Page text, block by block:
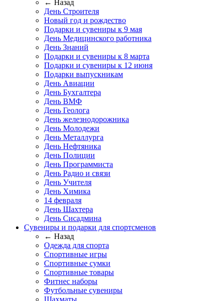
← Назад
День Строителя
Новый год и рождество
Подарки и сувениры к 9 мая
День Медицинского работника
День Знаний
Подарки и сувениры к 8 марта
Подарки и сувениры к 12 июня
Подарки выпускникам
День Авиации
День Бухгалтера
День ВМФ
День Геолога
День железнодорожника
День Молодежи
День Металлурга
День Нефтяника
День Полиции
День Программиста
День Радио и связи
День Учителя
День Химика
14 февраля
День Шахтера
День Сисадмина
Сувениры и подарки для спортсменов
← Назад
Одежда для спорта
Спортивные игры
Спортивные сумки
Спортивные товары
Фитнес наборы
Футбольные сувениры
Шахматы